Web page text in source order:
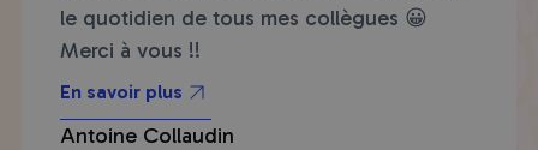
le quotidien de tous mes collègues 😀
Merci à vous !!
En savoir plus
Antoine Collaudin